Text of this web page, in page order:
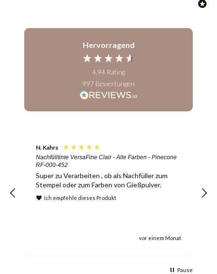
Hervorragend
4,94 Rating
997 Bewertungen
N. Kahrs
Nachfülltinte VersaFine Clair - Alle Farben - Pinecone
RF-000-452
Super zu Verarbeiten , ob als Nachfüller zum
Stempel oder zum Farben von Gießpulver.
Ich empfehle dieses Produkt
vor einem Monat
Pause